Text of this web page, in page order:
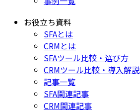
お役立ち資料
SFAとは
CRMとは
SFAツール比較・選び方
CRMツール比較・導入解説
記事一覧
SFA関連記事
CRM関連記事